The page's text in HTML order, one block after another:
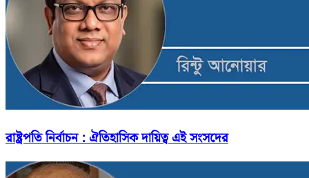
রাষ্ট্রপতি নির্বাচন : ঐতিহাসিক দায়িত্ব এই সংসদের